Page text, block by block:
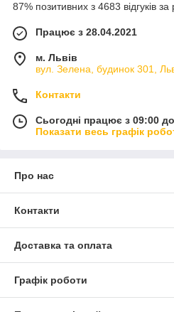
87% позитивних з 4683 відгуків за
Працює з 28.04.2021
м. Львів
вул. Зелена, будинок 301,
Контакти
Сьогодні працює з 09:00
Показати весь графік
Про нас
Контакти
Доставка та оплата
Графік роботи